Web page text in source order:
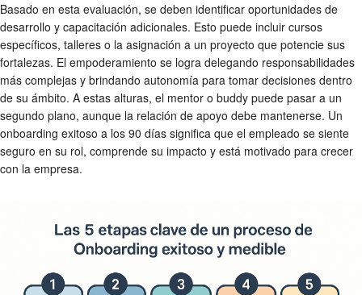
Basado en esta evaluación, se deben identificar oportunidades de
desarrollo y capacitación adicionales. Esto puede incluir cursos
específicos, talleres o la asignación a un proyecto que potencie sus
fortalezas. El empoderamiento se logra delegando responsabilidades
más complejas y brindando autonomía para tomar decisiones dentro
de su ámbito. A estas alturas, el mentor o buddy puede pasar a un
segundo plano, aunque la relación de apoyo debe mantenerse. Un
onboarding exitoso a los 90 días significa que el empleado se siente
seguro en su rol, comprende su impacto y está motivado para crecer
con la empresa.